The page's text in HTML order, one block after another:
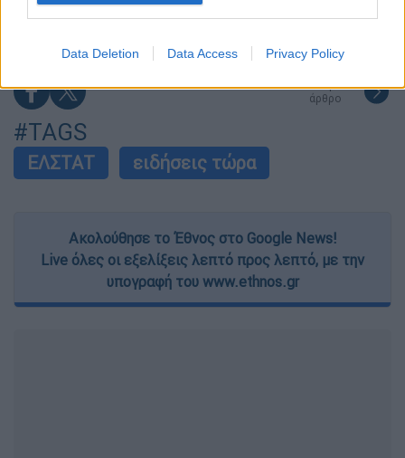
I want to allow Google to enable storage
functionality and fraud prevention, and other
user protection.
Data Deletion Data Access Privacy Policy
για να... γίνουν πιο άνδρες
επόμενο
άρθρο
#TAGS
ΕΛΣΤΑΤ ειδήσεις τώρα
Ακολούθησε το Έθνος στο Google News!
Live όλες οι εξελίξεις λεπτό προς λεπτό, με την
υπογραφή του www.ethnos.gr